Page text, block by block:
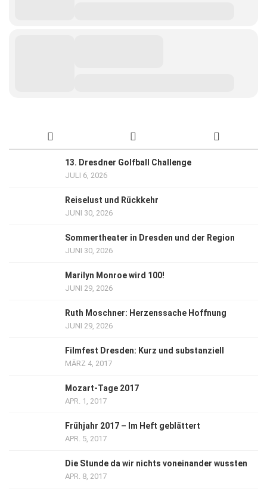
13. Dresdner Golfball Challenge
JULI 6, 2026
Reiselust und Rückkehr
JUNI 30, 2026
Sommertheater in Dresden und der Region
JUNI 30, 2026
Marilyn Monroe wird 100!
JUNI 29, 2026
Ruth Moschner: Herzenssache Hoffnung
JUNI 29, 2026
Filmfest Dresden: Kurz und substanziell
MÄRZ 4, 2017
Mozart-Tage 2017
APR. 1, 2017
Frühjahr 2017 – Im Heft geblättert
APR. 5, 2017
Die Stunde da wir nichts voneinander wussten
APR. 8, 2017